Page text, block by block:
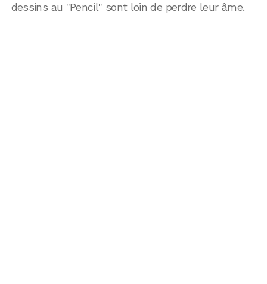
dessins au "Pencil" sont loin de perdre leur âme.